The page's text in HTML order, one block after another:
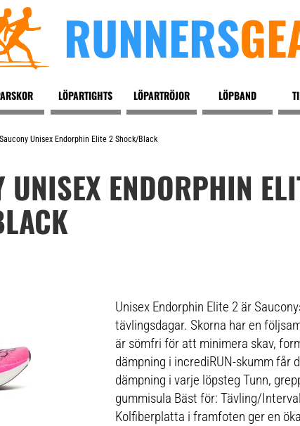
RUNNERS
LÖPARTIGHTS LÖPARTRÖJOR LÖPBAND
Saucony Unisex Endorphin Elite 2 Shock/black
UNISEX ENDORPHIN
Unisex Endorphin Elite 2 är
tävlingsdagar. Skorna har en
är sömfri för att minimera skav,
dämpning i incrediRUN-skumm får
dämpning i varje löpsteg Tunn,
gummisula Bäst för: Tävling/
Kolfiberplatta i framfoten ger en